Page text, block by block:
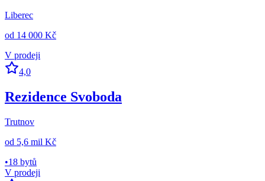
Liberec
od 14 000 Kč
V prodeji
4,0
Rezidence Svoboda
Trutnov
od 5,6 mil Kč
•18 bytů
V prodeji